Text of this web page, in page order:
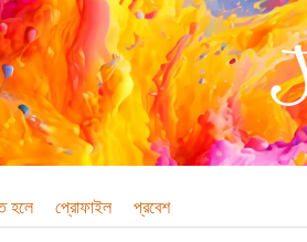
হলে প্রোফাইল প্রবেশ